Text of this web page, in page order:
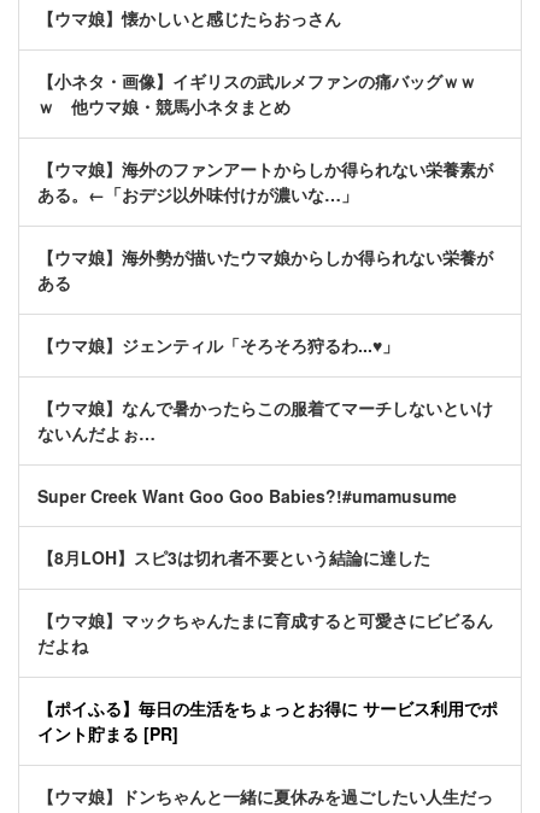
【ウマ娘】懐かしいと感じたらおっさん
【小ネタ・画像】イギリスの武ルメファンの痛バッグｗｗ
ｗ 他ウマ娘・競馬小ネタまとめ
【ウマ娘】海外のファンアートからしか得られない栄養素が
ある。←「おデジ以外味付けが濃いな…」
【ウマ娘】海外勢が描いたウマ娘からしか得られない栄養が
ある
【ウマ娘】ジェンティル「そろそろ狩るわ...♥」
【ウマ娘】なんで暑かったらこの服着てマーチしないといけ
ないんだよぉ…
Super Creek Want Goo Goo Babies?!#umamusume
【8月LOH】スピ3は切れ者不要という結論に達した
【ウマ娘】マックちゃんたまに育成すると可愛さにビビるん
だよね
【ポイふる】毎日の生活をちょっとお得に サービス利用でポ
イント貯まる [PR]
【ウマ娘】ドンちゃんと一緒に夏休みを過ごしたい人生だっ